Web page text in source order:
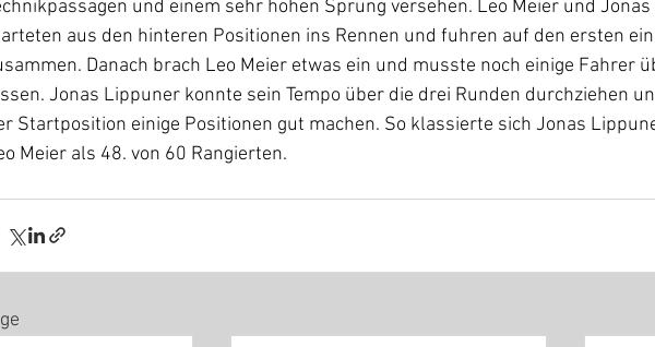
und einem sehr hohen Sprung versehen. Leo Meier und
aus den hinteren Positionen ins Rennen und fuhren auf den ersten
Danach brach Leo Meier etwas ein und musste noch einige Fahrer
Jonas Lippuner konnte sein Tempo über die drei Runden durchziehen
Startposition einige Positionen gut machen. So klassierte sich Jonas
Meier als 48. von 60 Rangierten.